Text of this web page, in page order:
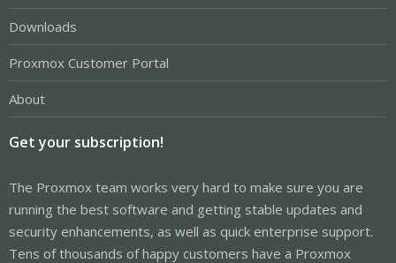
Downloads
Proxmox Customer Portal
About
Get your subscription!
The Proxmox team works very hard to make sure you are
running the best software and getting stable updates and
security enhancements, as well as quick enterprise support.
Tens of thousands of happy customers have a Proxmox